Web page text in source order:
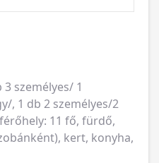
személyes/ 1
, 1 db 2 személyes/2
11 fő, fürdő,
kert, konyha,